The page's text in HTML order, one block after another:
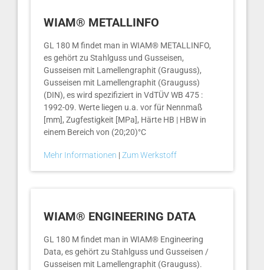
WIAM® METALLINFO
GL 180 M findet man in WIAM® METALLINFO,
es gehört zu Stahlguss und Gusseisen,
Gusseisen mit Lamellengraphit (Grauguss),
Gusseisen mit Lamellengraphit (Grauguss)
(DIN), es wird spezifiziert in VdTÜV WB 475 :
1992-09. Werte liegen u.a. vor für Nennmaß
[mm], Zugfestigkeit [MPa], Härte HB | HBW in
einem Bereich von (20;20)°C
Mehr Informationen | Zum Werkstoff
WIAM® ENGINEERING DATA
GL 180 M findet man in WIAM® Engineering
Data, es gehört zu Stahlguss und Gusseisen /
Gusseisen mit Lamellengraphit (Grauguss).